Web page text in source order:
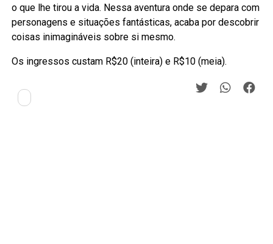
o que lhe tirou a vida. Nessa aventura onde se depara com
personagens e situações fantásticas, acaba por descobrir
coisas inimagináveis sobre si mesmo.
Os ingressos custam R$20 (inteira) e R$10 (meia).